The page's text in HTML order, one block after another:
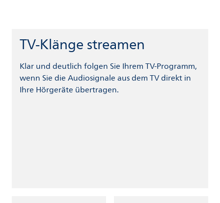
TV-Klänge streamen
Klar und deutlich folgen Sie Ihrem TV-Programm,
wenn Sie die Audiosignale aus dem TV direkt in
Ihre Hörgeräte übertragen.